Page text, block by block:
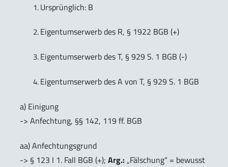
Ursprünglich: B
Eigentumserwerb des R, § 1922 BGB (+)
Eigentumserwerb des T, § 929 S. 1 BGB (-)
Eigentumserwerb des A von T, § 929 S. 1 BGB
a) Einigung
-> Anfechtung, §§ 142, 119 ff. BGB
aa) Anfechtungsgrund
-> § 123 I 1. Fall BGB (+); Arg.: „Fälschung“ = bewusst